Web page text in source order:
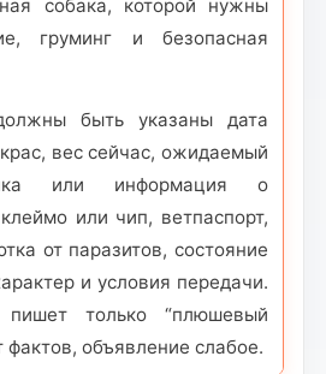
собака, которой нужны
груминг и безопасная
быть указаны дата
вес сейчас, ожидаемый
или информация о
или чип, ветпаспорт,
от паразитов, состояние
и условия передачи.
только “плюшевый
объявление слабое.